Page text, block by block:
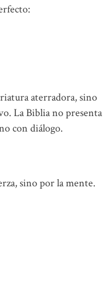
aterradora, sino
La Biblia no presenta
con diálogo.
sino por la mente.